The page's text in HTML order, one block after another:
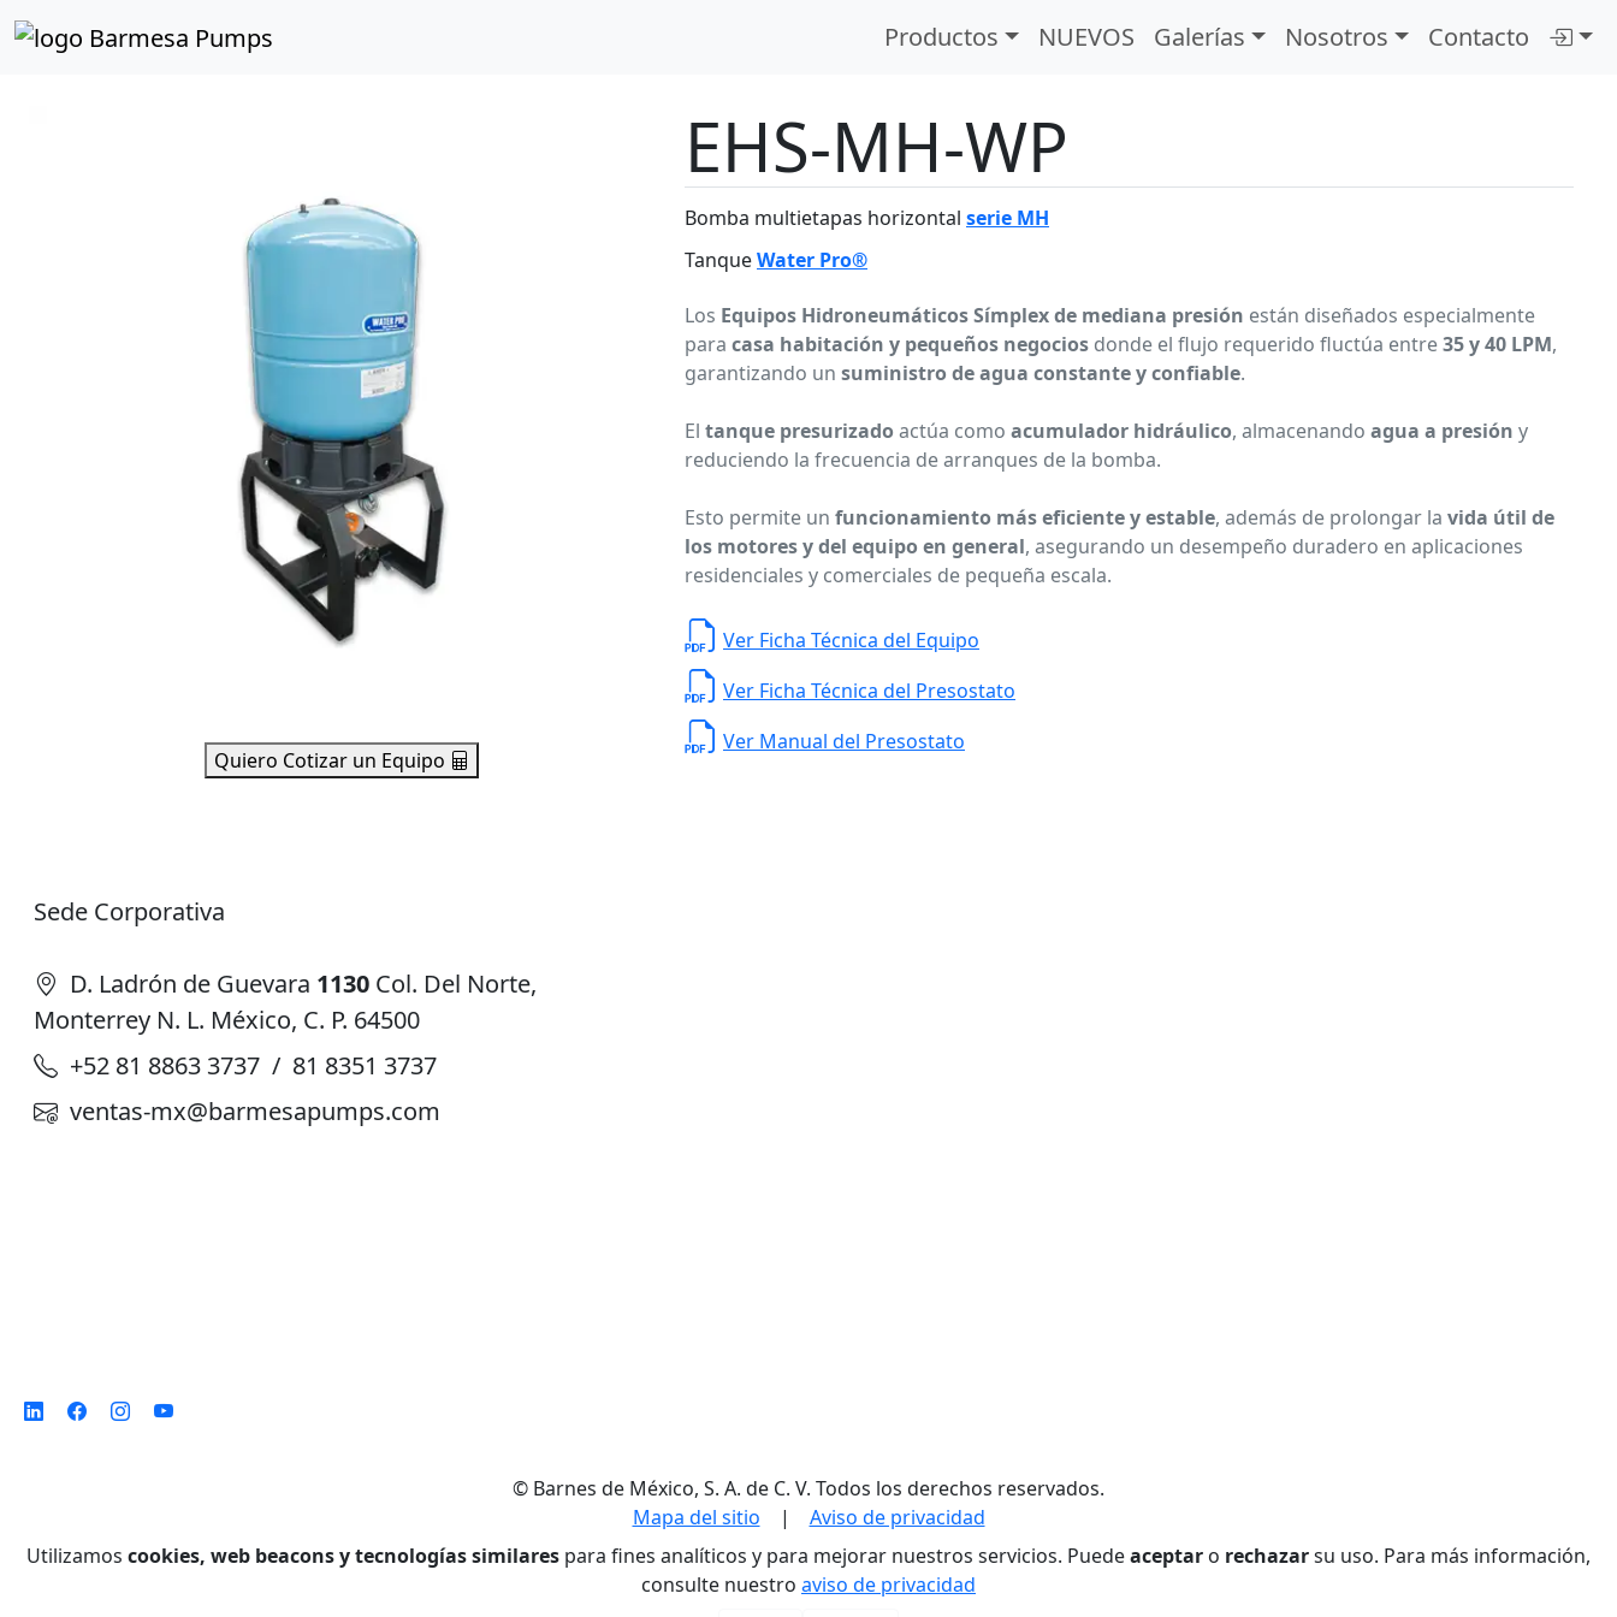
Productos NUEVOS Galerías Nosotros Contacto
Inicio Catálogo de Productos
Quiero Cotizar un Equipo
EHS-MH-WP
Bomba multietapas horizontal serie MH
TanqueWater Pro®
Los Equipos Hidroneumáticos Símplex de mediana presión están diseñados especialmente
para casa habitación y pequeños negocios donde el flujo requerido fluctúa entre35 y 40 LPM,
garantizando un suministro de agua constante y confiable.
El tanque presurizadoactúa como acumulador hidráulico, almacenando agua a presión y
reduciendo la frecuencia de arranques de la bomba.
Esto permite un funcionamiento más eficiente y estable, además de prolongar la vida útil de
los motores y del equipo en general, asegurando un desempeño duradero en aplicaciones
residenciales y comerciales de pequeña escala.
Ver Ficha Técnica del Equipo
Ver Ficha Técnica del Presostato
Ver Manual del Presostato
Sede Corporativa
D. Ladrón de Guevara 1130 Col. Del Norte,
Monterrey N. L. México, C. P. 64500
+52 81 8863 3737 / 81 8351 3737
ventas-mx@barmesapumps.com
© Barnes de México, S. A. de C. V. Todos los derechos reservados.
Mapa del sitio | Aviso de privacidad
Utilizamos cookies, web beacons y tecnologías similares para fines analíticos y para mejorar nuestros servicios. Puedeaceptar o rechazarsu uso. Para más información,
consulte nuestro aviso de privacidad